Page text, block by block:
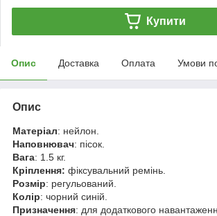
Купити
Опис Доставка Оплата Умови
Опис
Матеріал: нейлон.
Наповнювач: пісок.
Вага: 1.5 кг.
Кріплення: фіксувальний ремінь.
Розмір: регульований.
Колір: чорний синій.
Призначення: для додаткового